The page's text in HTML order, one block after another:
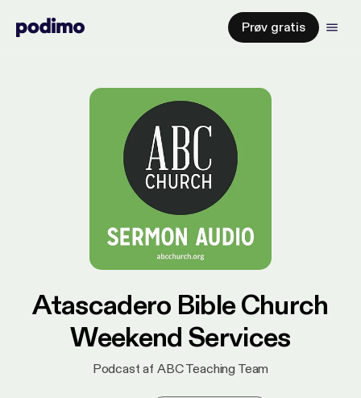
Prøv gratis
Atascadero Bible Church
Weekend Services
Podcast af ABC Teaching Team